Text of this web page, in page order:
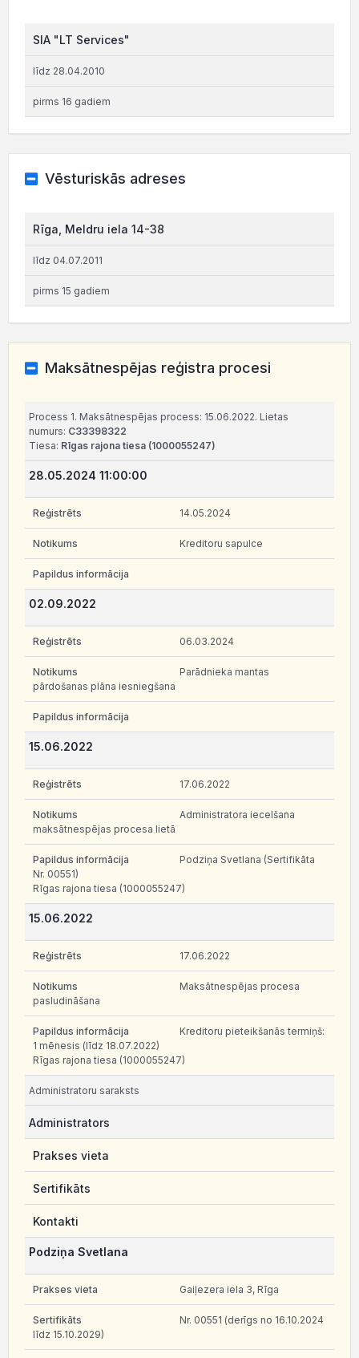
SIA "LT Services"
līdz 28.04.2010
pirms 16 gadiem
Vēsturiskās adreses
Rīga, Meldru iela 14-38
līdz 04.07.2011
pirms 15 gadiem
Maksātnespējas reģistra procesi
Process 1. Maksātnespējas process: 15.06.2022. Lietas
numurs: C33398322
Tiesa: Rīgas rajona tiesa (1000055247)
28.05.2024 11:00:00
14.05.2024
Kreditoru sapulce
02.09.2022
06.03.2024
Parādnieka mantas
pārdošanas plāna iesniegšana
15.06.2022
17.06.2022
Administratora iecelšana
maksātnespējas procesa lietā
Podziņa Svetlana (Sertifikāta
Nr. 00551)
Rīgas rajona tiesa (1000055247)
15.06.2022
17.06.2022
Maksātnespējas procesa
pasludināšana
Kreditoru pieteikšanās termiņš:
1 mēnesis (līdz 18.07.2022)
Rīgas rajona tiesa (1000055247)
Administratoru saraksts
Administrators
Prakses vieta
Sertifikāts
Kontakti
Podziņa Svetlana
Gaiļezera iela 3, Rīga
Nr. 00551 (derīgs no 16.10.2024
līdz 15.10.2029)